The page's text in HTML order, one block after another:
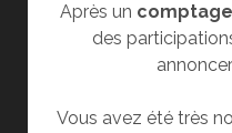
Après un
des
Vous avez été très